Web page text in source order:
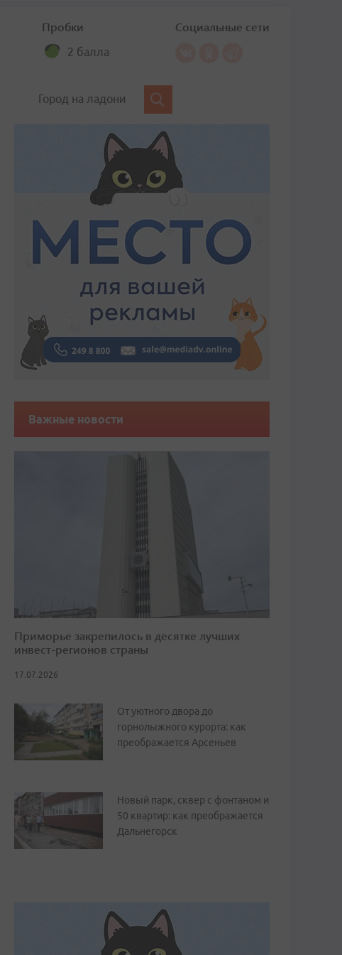
Пробки
2 балла
Социальные сети
Город на ладони
Важные новости
Приморье закрепилось в десятке лучших
инвест-регионов страны
17.07.2026
От уютного двора до
горнолыжного курорта: как
преображается Арсеньев
Новый парк, сквер с фонтаном и
50 квартир: как преображается
Дальнегорск